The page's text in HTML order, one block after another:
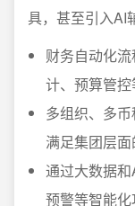
具，甚至引入AI
财务自动化
计、预算管控
多组织、多币
满足集团层面
通过大数据
预警等智能化